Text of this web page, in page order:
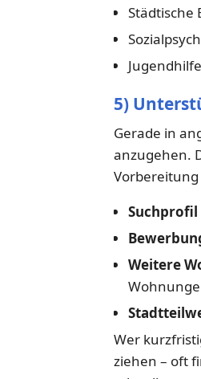
Städtische
5)
Gerade in
anzugehen.
Suchprofil
Weitere
Wer
ziehen – oft